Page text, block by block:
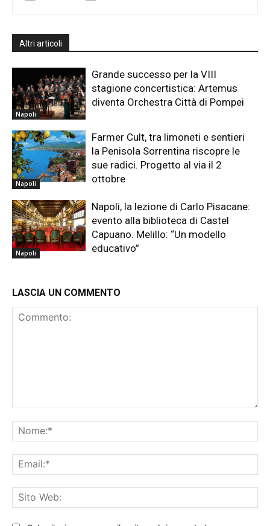
Altri articoli
Napoli
Grande successo per la VIII
stagione concertistica: Artemus
diventa Orchestra Città di Pompei
Napoli
Farmer Cult, tra limoneti e sentieri
la Penisola Sorrentina riscopre le
sue radici. Progetto al via il 2
ottobre
Napoli
Napoli, la lezione di Carlo Pisacane:
evento alla biblioteca di Castel
Capuano. Melillo: “Un modello
educativo”
LASCIA UN COMMENTO